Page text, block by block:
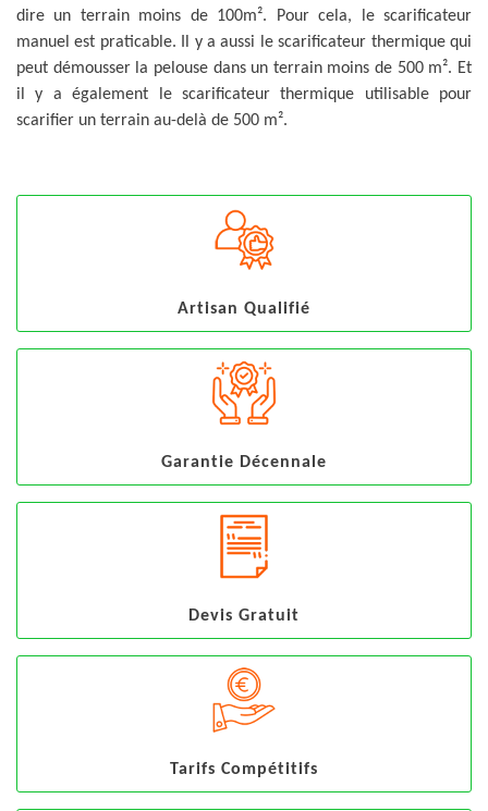
dire un terrain moins de 100m². Pour cela, le scarificateur
manuel est praticable. Il y a aussi le scarificateur thermique qui
peut démousser la pelouse dans un terrain moins de 500 m². Et
il y a également le scarificateur thermique utilisable pour
scarifier un terrain au-delà de 500 m².
Artisan Qualifié
Garantie Décennale
Devis Gratuit
Tarifs Compétitifs